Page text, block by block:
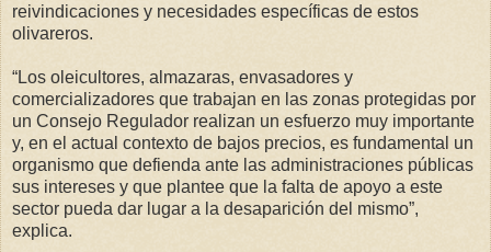
reivindicaciones y necesidades específicas de estos
olivareros.
“Los oleicultores, almazaras, envasadores y
comercializadores que trabajan en las zonas protegidas por
un Consejo Regulador realizan un esfuerzo muy importante
y, en el actual contexto de bajos precios, es fundamental un
organismo que defienda ante las administraciones públicas
sus intereses y que plantee que la falta de apoyo a este
sector pueda dar lugar a la desaparición del mismo”,
explica.